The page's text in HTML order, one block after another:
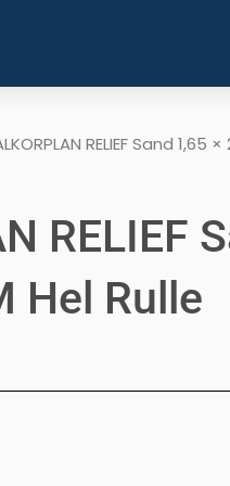
RELIEF Sand 1,65
RELIEF
Hel Rulle